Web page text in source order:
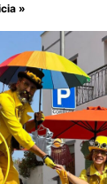
»